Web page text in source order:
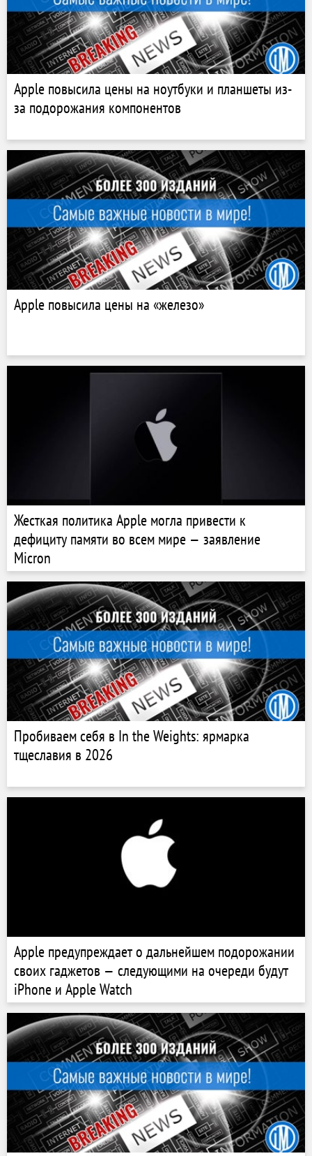
Apple повысила цены на ноутбуки и планшеты из-
за подорожания компонентов
Apple повысила цены на «железо»
Жесткая политика Apple могла привести к
дефициту памяти во всем мире — заявление
Micron
Пробиваем себя в In the Weights: ярмарка
тщеславия в 2026
Apple предупреждает о дальнейшем подорожании
своих гаджетов — следующими на очереди будут
iPhone и Apple Watch